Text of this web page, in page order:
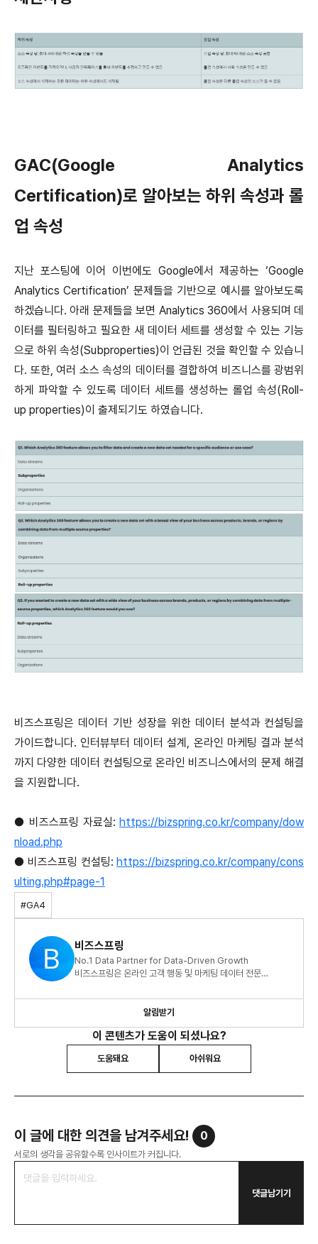
GAC(Google Analytics
Certification)로 알아보는 하위 속성과 롤
업 속성
지난 포스팅에 이어 이번에도 Google에서 제공하는 ‘Google
Analytics Certification’ 문제들을 기반으로 예시를 알아보도록
하겠습니다. 아래 문제들을 보면 Analytics 360에서 사용되며 데
이터를 필터링하고 필요한 새 데이터 세트를 생성할 수 있는 기능
으로 하위 속성(Subproperties)이 언급된 것을 확인할 수 있습니
다. 또한, 여러 소스 속성의 데이터를 결합하여 비즈니스를 광범위
하게 파악할 수 있도록 데이터 세트를 생성하는 롤업 속성(Roll-
up properties)이 출제되기도 하였습니다.
비즈스프링은 데이터 기반 성장을 위한 데이터 분석과 컨설팅을
가이드합니다. 인터뷰부터 데이터 설계, 온라인 마케팅 결과 분석
까지 다양한 데이터 컨설팅으로 온라인 비즈니스에서의 문제 해결
을 지원합니다.
● 비즈스프링 자료실: https://bizspring.co.kr/company/dow
nload.php
● 비즈스프링 컨설팅: https://bizspring.co.kr/company/cons
ulting.php#page-1
#GA4
비즈스프링
No.1 Data Partner for Data-Driven Growth
비즈스프링은 온라인 고객 행동 및 마케팅 데이터 전문
알림받기
이 콘텐츠가 도움이 되셨나요?
도움돼요 아쉬워요
이 글에 대한 의견을 남겨주세요! 0
서로의 생각을 공유할수록 인사이트가 커집니다.
댓글남기기